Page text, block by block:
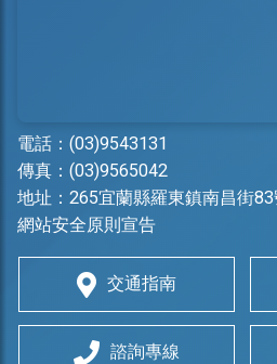
電話： (03)9543131
傳真：(03)9565042
地址： 265宜蘭縣羅東鎮南昌街
網站安全原則宣告
交通指南
諮詢專線